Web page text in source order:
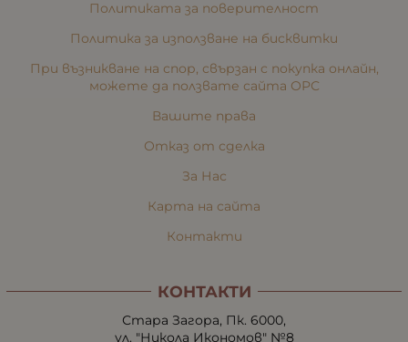
Политиката за поверителност
Политика за използване на бисквитки
При възникване на спор, свързан с покупка онлайн,
можете да ползвате сайта ОРС
Вашите права
Отказ от сделка
За Нас
Карта на сайта
Контакти
КОНТАКТИ
Стара Загора, Пк. 6000,
ул. "Никола Икономов" №8